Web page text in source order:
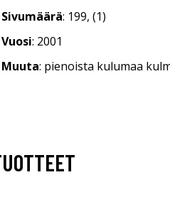
Sivumäärä: 199, (1)
Vuosi: 2001
Muuta: pienoista kulumaa